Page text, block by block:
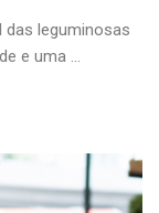
leguminosas
e uma ...